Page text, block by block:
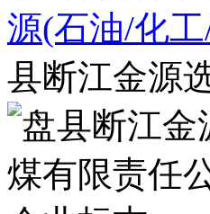
源(石油/化
县断江金源